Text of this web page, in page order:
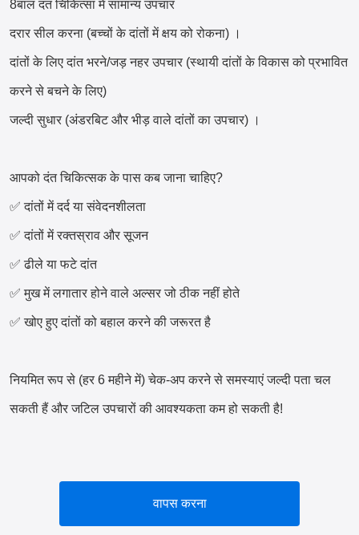
8बाल दंत चिकित्सा में सामान्य उपचार
दरार सील करना (बच्चों के दांतों में क्षय को रोकना) ।
दांतों के लिए दांत भरने/जड़ नहर उपचार (स्थायी दांतों के विकास को प्रभावित
करने से बचने के लिए)
जल्दी सुधार (अंडरबिट और भीड़ वाले दांतों का उपचार) ।
आपको दंत चिकित्सक के पास कब जाना चाहिए?
✅ दांतों में दर्द या संवेदनशीलता
✅ दांतों में रक्तस्राव और सूजन
✅ ढीले या फटे दांत
✅ मुख में लगातार होने वाले अल्सर जो ठीक नहीं होते
✅ खोए हुए दांतों को बहाल करने की जरूरत है
नियमित रूप से (हर 6 महीने में) चेक-अप करने से समस्याएं जल्दी पता चल
सकती हैं और जटिल उपचारों की आवश्यकता कम हो सकती है!
वापस करना